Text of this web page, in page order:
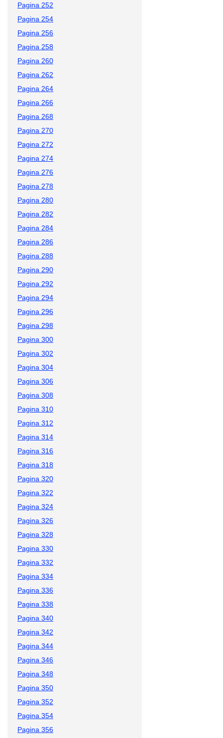
Pagina 252
Pagina 254
Pagina 256
Pagina 258
Pagina 260
Pagina 262
Pagina 264
Pagina 266
Pagina 268
Pagina 270
Pagina 272
Pagina 274
Pagina 276
Pagina 278
Pagina 280
Pagina 282
Pagina 284
Pagina 286
Pagina 288
Pagina 290
Pagina 292
Pagina 294
Pagina 296
Pagina 298
Pagina 300
Pagina 302
Pagina 304
Pagina 306
Pagina 308
Pagina 310
Pagina 312
Pagina 314
Pagina 316
Pagina 318
Pagina 320
Pagina 322
Pagina 324
Pagina 326
Pagina 328
Pagina 330
Pagina 332
Pagina 334
Pagina 336
Pagina 338
Pagina 340
Pagina 342
Pagina 344
Pagina 346
Pagina 348
Pagina 350
Pagina 352
Pagina 354
Pagina 356